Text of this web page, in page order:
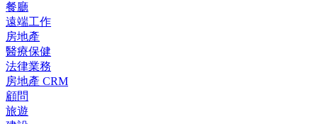
餐廳
遠端工作
房地產
醫療保健
法律業務
房地產 CRM
顧問
旅遊